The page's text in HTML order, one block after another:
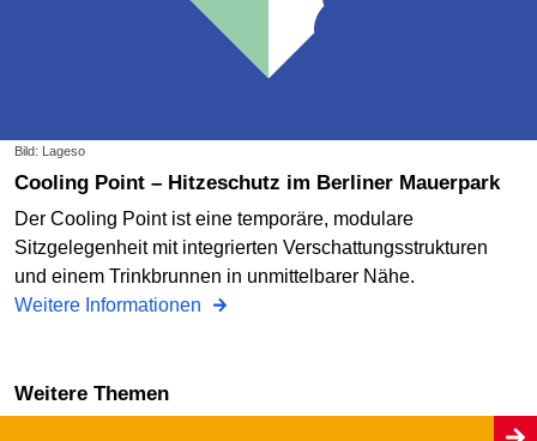
Bild: Lageso
Cooling Point – Hitzeschutz im Berliner Mauerpark
Der Cooling Point ist eine temporäre, modulare
Sitzgelegenheit mit integrierten Verschattungsstrukturen
und einem Trinkbrunnen in unmittelbarer Nähe.
Weitere Informationen
Weitere Themen